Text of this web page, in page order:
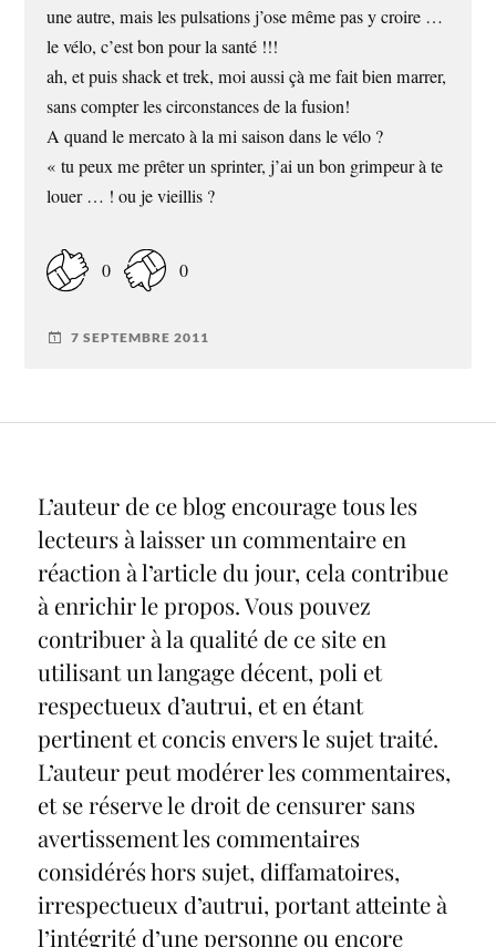
une autre, mais les pulsations j’ose même pas y croire …
le vélo, c’est bon pour la santé !!!
ah, et puis shack et trek, moi aussi çà me fait bien marrer,
sans compter les circonstances de la fusion!
A quand le mercato à la mi saison dans le vélo ?
« tu peux me prêter un sprinter, j’ai un bon grimpeur à te
louer … ! ou je vieillis ?
0 0
7 SEPTEMBRE 2011
L’auteur de ce blog encourage tous les
lecteurs à laisser un commentaire en
réaction à l’article du jour, cela contribue
à enrichir le propos. Vous pouvez
contribuer à la qualité de ce site en
utilisant un langage décent, poli et
respectueux d’autrui, et en étant
pertinent et concis envers le sujet traité.
L’auteur peut modérer les commentaires,
et se réserve le droit de censurer sans
avertissement les commentaires
considérés hors sujet, diffamatoires,
irrespectueux d’autrui, portant atteinte à
l’intégrité d’une personne ou encore